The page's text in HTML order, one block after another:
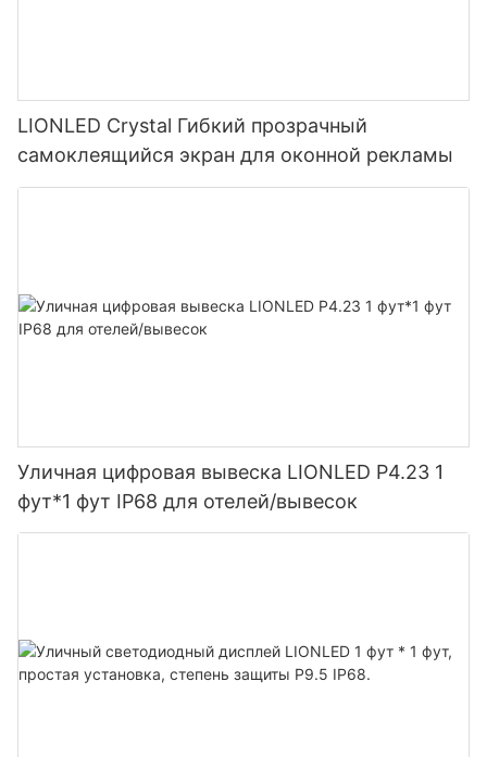
LIONLED Crystal Гибкий прозрачный
самоклеящийся экран для оконной рекламы
Уличная цифровая вывеска LIONLED P4.23 1
фут*1 фут IP68 для отелей/вывесок